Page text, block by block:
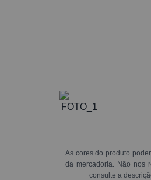
As cores do produto
da mercadoria. Não nos
consulte a